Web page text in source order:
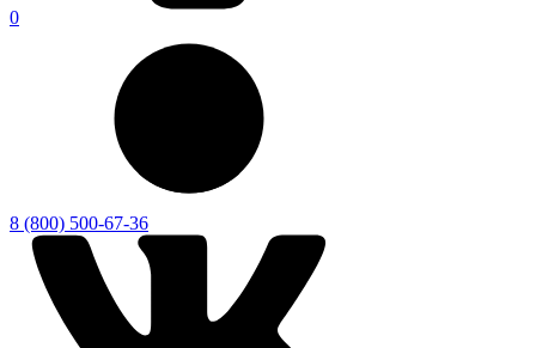
0
8 (800) 500-67-36